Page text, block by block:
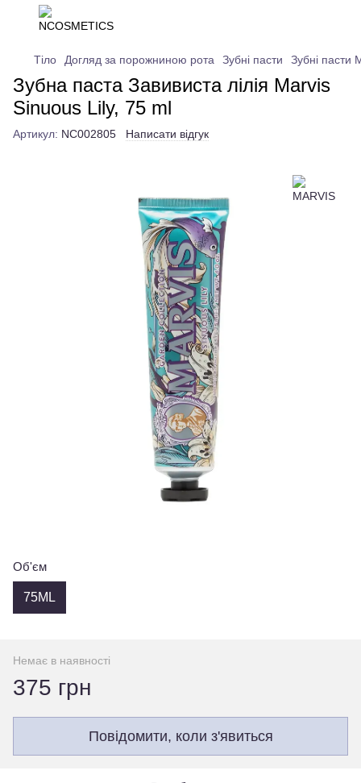
Тіло Догляд за порожниною рота Зубні пасти Зубні пасти
Зубна паста Завивиста лілія Marvis
Sinuous Lily, 75 ml
Артикул: NC002805 Написати відгук
Об'єм
75ML
Немає в наявності
375 грн
Повідомити, коли з'явиться